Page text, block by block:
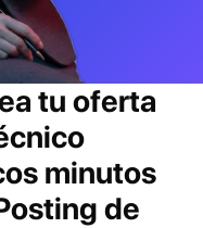
tu oferta
minutos
de